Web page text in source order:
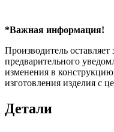
*Важная информация!
Производитель оставляет
предварительного
изменения в
изготовления изделия с
Детали